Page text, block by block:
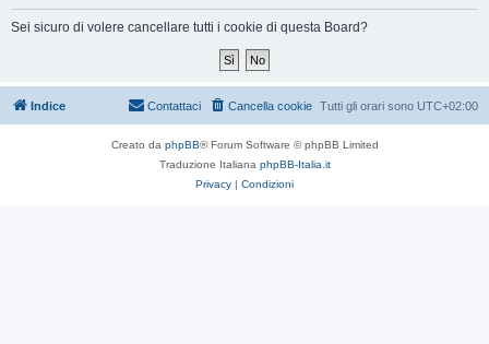
Sei sicuro di volere cancellare tutti i cookie di questa Board?
Indice Tutti gli orari sono UTC+02:00
Cancella cookie
Contattaci
Creato da phpBB® Forum Software © phpBB Limited
Traduzione Italiana phpBB-Italia.it
Privacy | Condizioni